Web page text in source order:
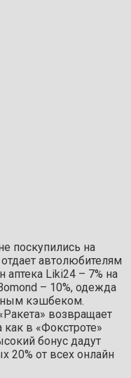
поскупились на
автолюбителям
аптека Liki24 – 7% на
– 10%, одежда
кэшбеком.
возвращает
как в «Фокстроте»
бонус дадут
20% от всех онлайн